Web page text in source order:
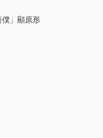
」顯原形